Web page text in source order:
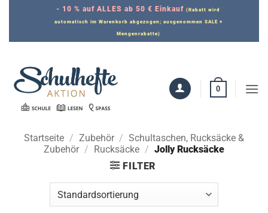
- 10 % auf ALLES ab 50 € Einkauf (Rabatt wird
automatisch im Warenkorb abgezogen; ausgenommen SALE +
Mengenrabatte)
0
Startseite / Zubehör / Schultaschen, Rucksäcke &
Zubehör / Rucksäcke / Jolly Rucksäcke
FILTER